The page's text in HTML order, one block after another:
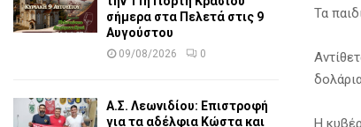
Τα
Η
σήμερα στα Πελετά στις 9
Αυγούστου
09/08/2026 0
Α.Σ. Λεωνιδίου: Επιστροφή
για τα αδέλφια Κώστα και